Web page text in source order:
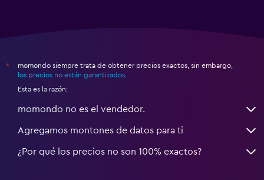
*
momondo siempre trata de obtener precios exactos, sin embargo,
los precios no están garantizados
Esta es la razón:
momondo no es el vendedor.
Agregamos montones de datos para ti
¿Por qué los precios no son 100% exactos?